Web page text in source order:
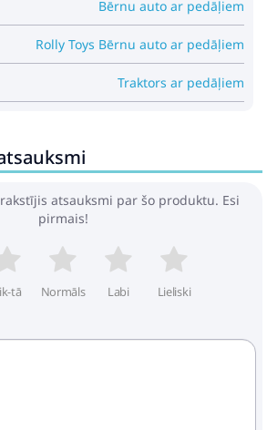
Bērnu auto ar pedāļiem
Rolly Toys Bērnu auto ar pedāļiem
Traktors ar pedāļiem
atsauksmi par šo produktu. Esi
pirmais!
tā Normāls Labi Lieliski